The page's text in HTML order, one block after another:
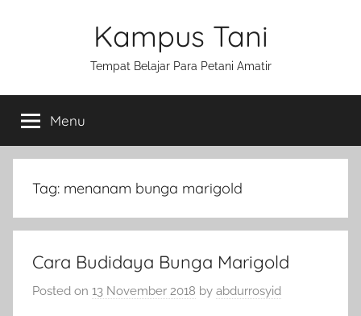
Kampus Tani
Tempat Belajar Para Petani Amatir
Menu
Tag: menanam bunga marigold
Cara Budidaya Bunga Marigold
Posted on 13 November 2018 by abdurrosyid